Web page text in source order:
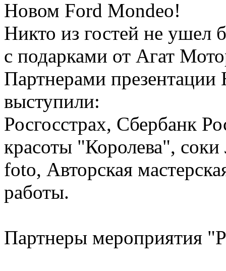
Новом Ford Mondeo!
Никто из гостей не ушел
с подарками от Агат
Партнерами
выступили:
Росгосстрах, Сбербанк
красоты "Королева",
foto, Авторская
работы.
Партнеры